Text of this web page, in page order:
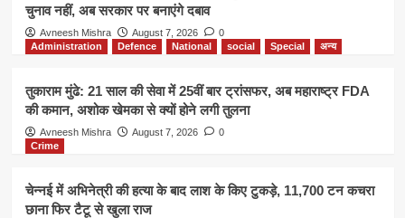
चुनाव नहीं, अब सरकार पर बनाएंगे दबाव
Avneesh Mishra August 7, 2026
0
Administration
Defence National social Special अन्य
तुकाराम मुंढे: 21 साल की सेवा में 25वीं बार ट्रांसफर, अब महाराष्ट्र FDA
की कमान, अशोक खेमका से क्यों होने लगी तुलना
Avneesh Mishra August 7, 2026
0
Crime
चेन्नई में अभिनेत्री की हत्या के बाद लाश के किए टुकड़े, 11,700 टन कचरा
छाना फिर टैटू से खुला राज